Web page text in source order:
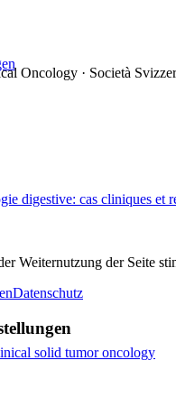
solid tumor oncology
Oncology · Società
digestive: cas cliniques et
Weiternutzung der Seite
Datenschutz